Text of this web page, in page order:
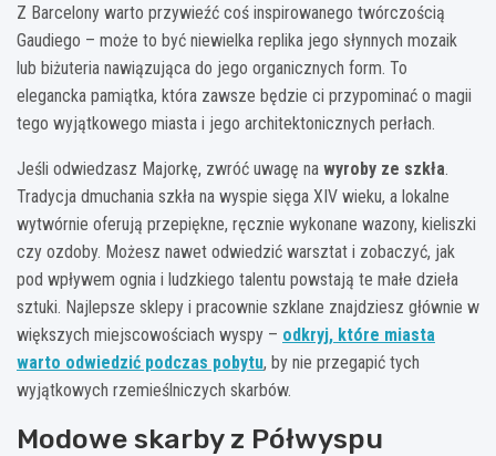
Z Barcelony warto przywieźć coś inspirowanego twórczością
Gaudiego – może to być niewielka replika jego słynnych mozaik
lub biżuteria nawiązująca do jego organicznych form. To
elegancka pamiątka, która zawsze będzie ci przypominać o magii
tego wyjątkowego miasta i jego architektonicznych perłach.
Jeśli odwiedzasz Majorkę, zwróć uwagę na wyroby ze szkła.
Tradycja dmuchania szkła na wyspie sięga XIV wieku, a lokalne
wytwórnie oferują przepiękne, ręcznie wykonane wazony, kieliszki
czy ozdoby. Możesz nawet odwiedzić warsztat i zobaczyć, jak
pod wpływem ognia i ludzkiego talentu powstają te małe dzieła
sztuki. Najlepsze sklepy i pracownie szklane znajdziesz głównie w
większych miejscowościach wyspy – odkryj, które miasta
warto odwiedzić podczas pobytu, by nie przegapić tych
wyjątkowych rzemieślniczych skarbów.
Modowe skarby z Półwyspu